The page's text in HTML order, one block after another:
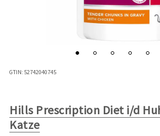
GTIN:52742040745
Hills Prescription Diet i/d
Katze